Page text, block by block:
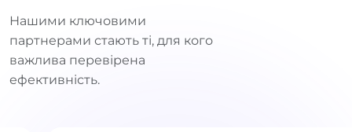
Нашими ключовими
партнерами стають ті, для кого
важлива перевірена
ефективність.